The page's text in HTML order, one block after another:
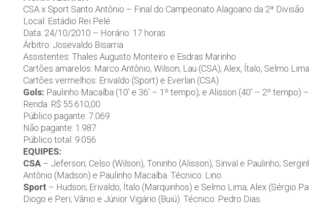
CSA x Sport Santo Antônio – Final do Campeonato Alagoano da 2ª Divisão
Local: Estádio Rei Pelé
Data: 24/10/2010 – Horário: 17 horas
Árbitro: Josevaldo Bisarria
Assistentes: Thales Augusto Monteiro e Esdras Marinho
Cartões amarelos: Marco Antônio, Wilson, Lau (CSA); Alex, Ítalo, Selmo
Cartões vermelhos: Erivaldo (Sport) e Everlan (CSA)
Gols: Paulinho Macaíba (10′ e 36′ – 1º tempo); e Alisson (40′ – 2º tempo)
Renda: R$ 55.610,00
Público pagante: 7.069
Não pagante: 1.987
Público total: 9.056
EQUIPES:
CSA – Jeferson; Celso (Wilson), Toninho (Alisson), Sinval e Paulinho;
Antônio (Madson) e Paulinho Macaíba. Técnico: Lino.
Sport – Hudson; Erivaldo, Ítalo (Marquinhos) e Selmo Lima; Alex (Sérgio
Diogo e Peri; Vânio e Júnior Vigário (Buiú). Técnico: Pedro Dias.